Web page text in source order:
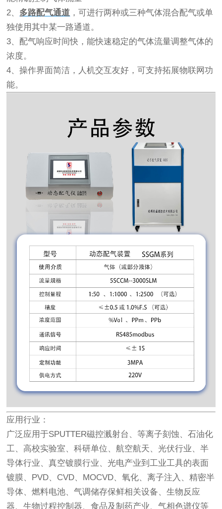
2、 多路配气通道 ，可进行两种或三种气体混合配气或单
独使用其中某一路通道。
3、配气响应时间快，能快速稳定的气体流量调整气体的
浓度。
4、操作界面简洁，人机交互友好，可支持拓展物联网功
能。
应用行业：
广泛应用于SPUTTER磁控溅射台、等离子刻蚀、石油化
工、高校实验室、科研单位、航空航天、光伏行业、半
导体行业、真空镀膜行业、光电产业到工业工具的表面
镀膜、PVD、CVD、MOCVD、氧化、离子注入、精密半
导体、燃料电池、气调储存保鲜相关设备、生物反应
器、生物过程控制器、食品及制药产业、气相色谱仪等